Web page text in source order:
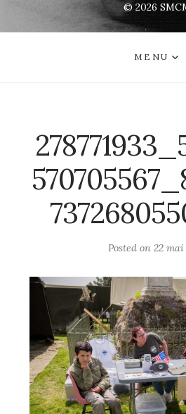
© 2026
MENU
Posted on 22 mai